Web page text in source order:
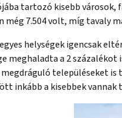
tartozó kisebb
még 7.504 volt, míg tavaly
helységek igencsak
meghaladta a 2
megdráguló településeket
inkább a kisebbek vannak